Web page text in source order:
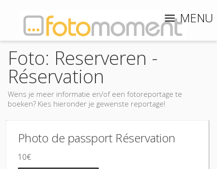
MENU
Foto: Reserveren -
Réservation
Wens je meer informatie en/of een fotoreportage te
boeken? Kies hieronder je gewenste reportage!
Photo de passport Réservation
10€